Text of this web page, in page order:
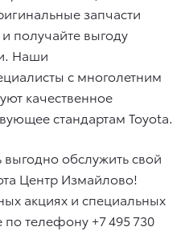
запчасти
получайте выгоду
Наши
с многолетним
качественное
стандартам Toyota.
обслужить свой
Центр Измайлово!
акциях и специальных
телефону +7 495 730